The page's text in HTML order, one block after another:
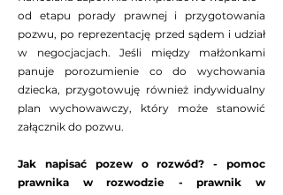
od etapu porady prawnej i przygotowania
pozwu, po reprezentację przed sądem i udział
w negocjacjach. Jeśli między małżonkami
panuje porozumienie co do wychowania
dziecka, przygotowuję również indywidualny
plan wychowawczy, który może stanowić
załącznik do pozwu.
Jak napisać pozew o rozwód? - pomoc
prawnika w rozwodzie - prawnik w